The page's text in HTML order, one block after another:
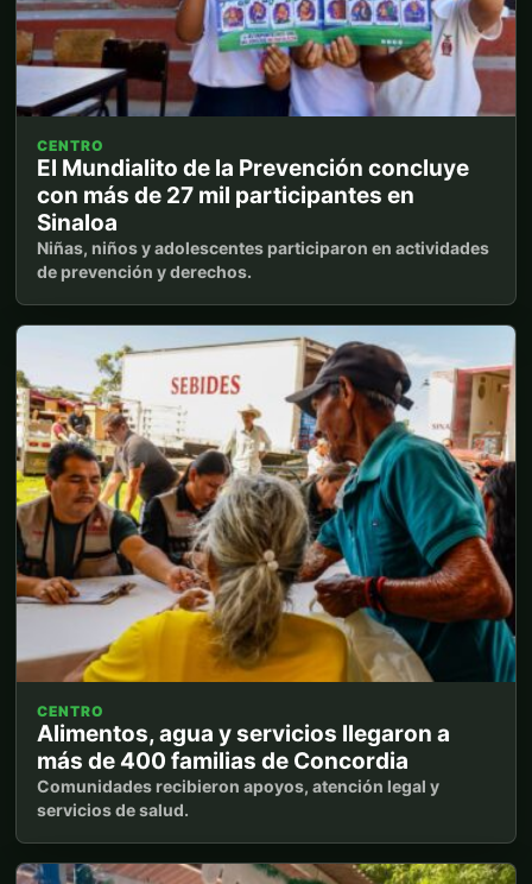
CENTRO
El Mundialito de la Prevención concluye
con más de 27 mil participantes en
Sinaloa
Niñas, niños y adolescentes participaron en actividades
de prevención y derechos.
CENTRO
Alimentos, agua y servicios llegaron a
más de 400 familias de Concordia
Comunidades recibieron apoyos, atención legal y
servicios de salud.